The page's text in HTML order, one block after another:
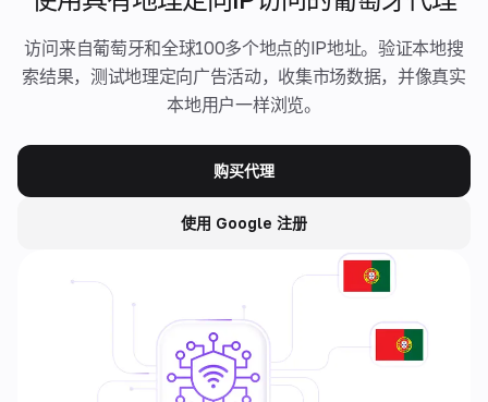
访问来自葡萄牙和全球100多个地点的IP地址。验证本地搜
索结果，测试地理定向广告活动，收集市场数据，并像真实
本地用户一样浏览。
购买代理
使用 Google 注册